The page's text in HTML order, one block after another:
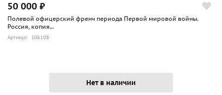
50 000 ₽
Полевой офицерский френч периода Первой мировой войны.
Россия, копия...
Артикул: 106108
Нет в наличии